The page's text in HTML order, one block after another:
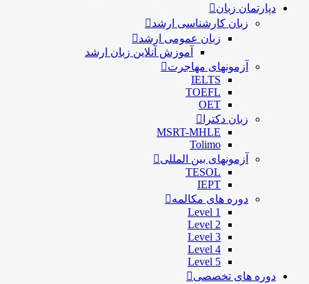
دپارتمان زبان
زبان کارشناسی ارشد
زبان عمومی ارشد
آموزش آنلاین زبان ارشد
آزمونهای مهاجرت
IELTS
TOEFL
OET
زبان دکترا
MSRT-MHLE
Tolimo
آزمونهای بین المللی
TESOL
IEPT
دوره های مکالمه
Level 1
Level 2
Level 3
Level 4
Level 5
دوره های تخصصی